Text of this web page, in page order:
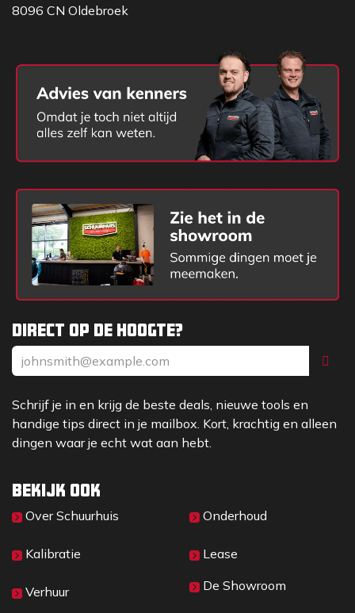
Direct op de hoogte?
Schrijf je in en krijg de beste deals, nieuwe tools en
handige tips direct in je mailbox. Kort, krachtig en alleen
dingen waar je echt wat aan hebt.
Bekijk ook
Over Sc​huurhuis
Kalibratie
Verhuur
Onderhoud
Lease
De Showroom
8096 CN Oldebroek